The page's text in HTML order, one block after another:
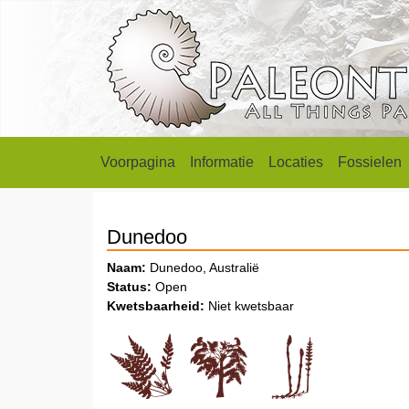
Voorpagina Informatie Locaties Fossielen
Dunedoo
Naam: Dunedoo, Australië
Status: Open
Kwetsbaarheid: Niet kwetsbaar